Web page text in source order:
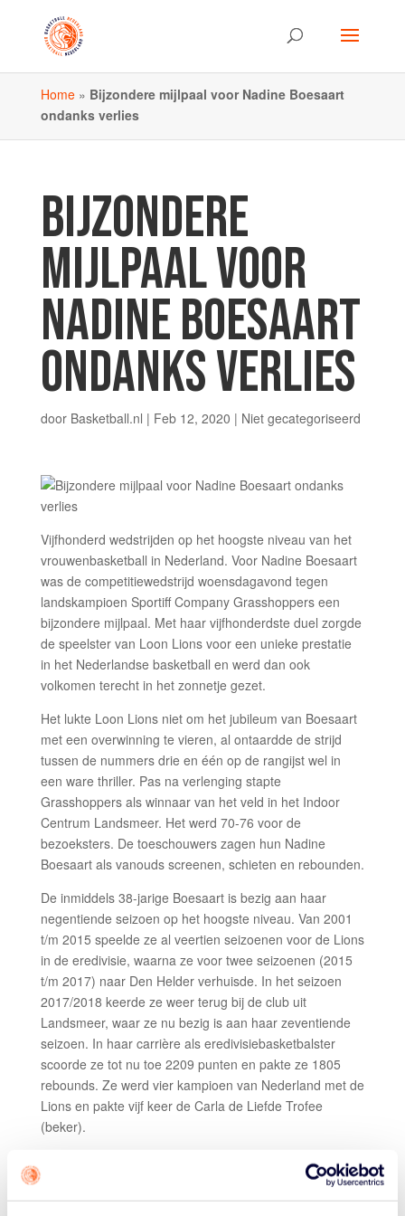
Home» Bijzondere mijlpaal voor Nadine Boesaart
ondanks verlies
BIJZONDERE
MIJLPAAL VOOR
NADINE BOESAART
ONDANKS VERLIES
door Basketball.nl | Feb 12, 2020 | Niet gecategoriseerd
Vijfhonderd wedstrijden op het hoogste niveau van het
vrouwenbasketball in Nederland. Voor Nadine Boesaart
was de competitiewedstrijd woensdagavond tegen
landskampioen Sportiff Company Grasshoppers een
bijzondere mijlpaal. Met haar vijfhonderdste duel zorgde
de speelster van Loon Lions voor een unieke prestatie
in het Nederlandse basketball en werd dan ook
volkomen terecht in het zonnetje gezet.
Het lukte Loon Lions niet om het jubileum van Boesaart
met een overwinning te vieren, al ontaardde de strijd
tussen de nummers drie en één op de rangijst wel in
een ware thriller. Pas na verlenging stapte
Grasshoppers als winnaar van het veld in het Indoor
Centrum Landsmeer. Het werd 70-76 voor de
bezoeksters. De toeschouwers zagen hun Nadine
Boesaart als vanouds screenen, schieten en rebounden.
De inmiddels 38-jarige Boesaart is bezig aan haar
negentiende seizoen op het hoogste niveau. Van 2001
t/m 2015 speelde ze al veertien seizoenen voor de Lions
in de eredivisie, waarna ze voor twee seizoenen (2015
t/m 2017) naar Den Helder verhuisde. In het seizoen
2017/2018 keerde ze weer terug bij de club uit
Landsmeer, waar ze nu bezig is aan haar zeventiende
seizoen. In haar carrière als eredivisiebasketbalster
scoorde ze tot nu toe 2209 punten en pakte ze 1805
rebounds. Ze werd vier kampioen van Nederland met de
Lions en pakte vijf keer de Carla de Liefde Trofee
(beker).
Haar huidige coach Thijs Volmer, beschouwt zijn ervaren
center als de barometer van de ploeg. "Als zij blij is, dan
is de ploeg blij. En als Nadine's gezicht wat minder